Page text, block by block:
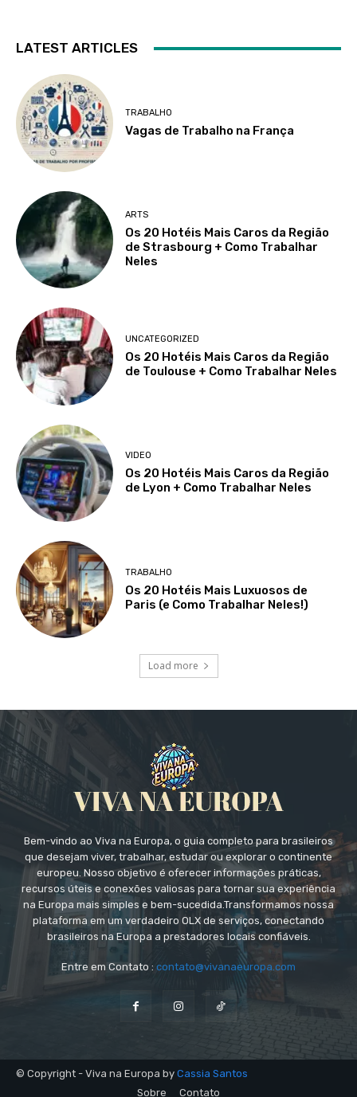
LATEST ARTICLES
TRABALHO
Vagas de Trabalho na França
ARTS
Os 20 Hotéis Mais Caros da Região
de Strasbourg + Como Trabalhar
Neles
UNCATEGORIZED
Os 20 Hotéis Mais Caros da Região
de Toulouse + Como Trabalhar Neles
VIDEO
Os 20 Hotéis Mais Caros da Região
de Lyon + Como Trabalhar Neles
TRABALHO
Os 20 Hotéis Mais Luxuosos de
Paris (e Como Trabalhar Neles!)
Load more
Bem-vindo ao Viva na Europa, o guia completo para brasileiros
que desejam viver, trabalhar, estudar ou explorar o continente
europeu. Nosso objetivo é oferecer informações práticas,
recursos úteis e conexões valiosas para tornar sua experiência
na Europa mais simples e bem-sucedida.Transformamos nossa
plataforma em um verdadeiro OLX de serviços, conectando
brasileiros na Europa a prestadores locais confiáveis.
Entre em Contato : contato@vivanaeuropa.com
© Copyright - Viva na Europa by Cassia Santos
Sobre
Contato